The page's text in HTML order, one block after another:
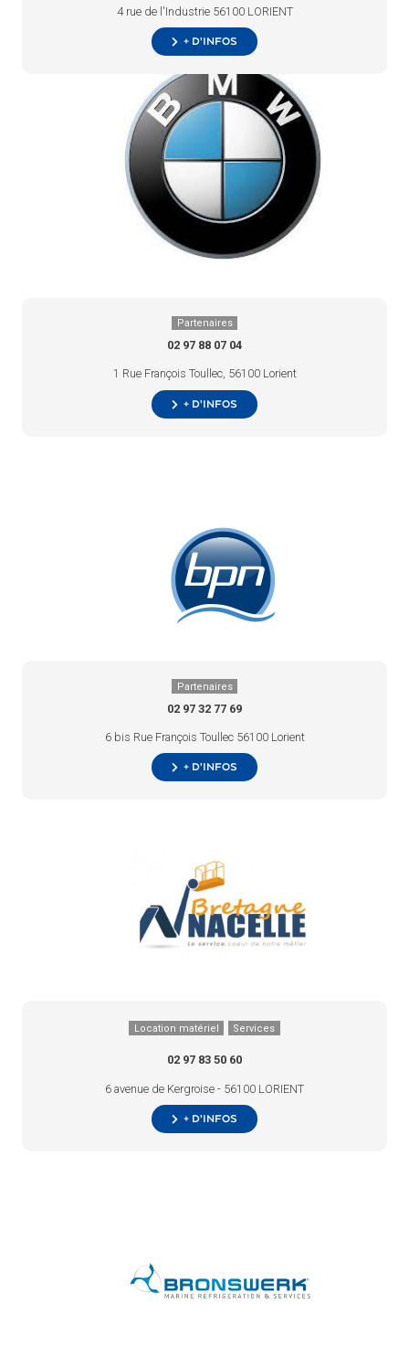
4 rue de l'Industrie 56100 LORIENT
+ d’infos
Partenaires
02 97 88 07 04
1 Rue François Toullec, 56100 Lorient
+ d’infos
Partenaires
02 97 32 77 69
6 bis Rue François Toullec 56100 Lorient
+ d’infos
Location matériel Services
02 97 83 50 60
6 avenue de Kergroise - 56100 LORIENT
+ d’infos